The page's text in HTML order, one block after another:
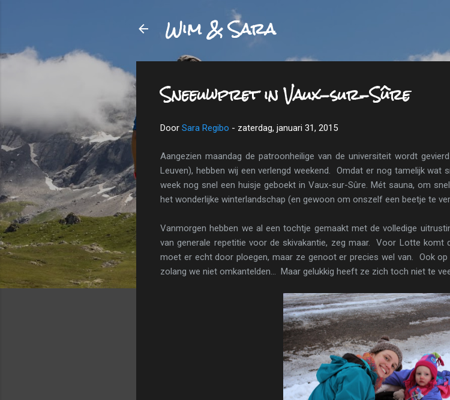
Wim & Sara
Sneeuwpret in Vaux-sur-Sûre
Door Sara Regibo - zaterdag, januari 31, 2015
Aangezien maandag de patroonheilige van de universiteit wordt
Leuven), hebben wij een verlengd weekend. Omdat er nog tamelijk wat
week nog snel een huisje geboekt in Vaux-sur-Sûre. Mét sauna, om
het wonderlijke winterlandschap (en gewoon om onszelf een beetje te
Vanmorgen hebben we al een tochtje gemaakt met de volledige
van generale repetitie voor de skivakantie, zeg maar. Voor Lotte komt
moet er echt door ploegen, maar ze genoot er precies wel van. Ook op
zolang we niet omkantelden... Maar gelukkig heeft ze zich toch niet te